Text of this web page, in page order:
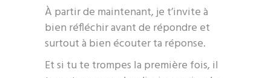
À partir de maintenant, je t’invite à
bien réfléchir avant de répondre et
surtout à bien écouter ta réponse.
Et si tu te trompes la première fois, il